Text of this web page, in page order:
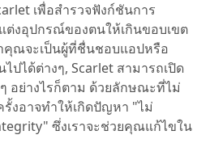
เพื่อสำรวจฟังก์ชันการ
งอุปกรณ์ของตนให้เกินขอบเขต
คุณจะเป็นผู้ที่ชื่นชอบแอปหรือ
ปได้ต่างๆ, Scarlet สามารถเปิด
อย่างไรก็ตาม ด้วยลักษณะที่ไม่
งอาจทำให้เกิดปัญหา "ไม่
ซึ่งเราจะช่วยคุณแก้ไขใน